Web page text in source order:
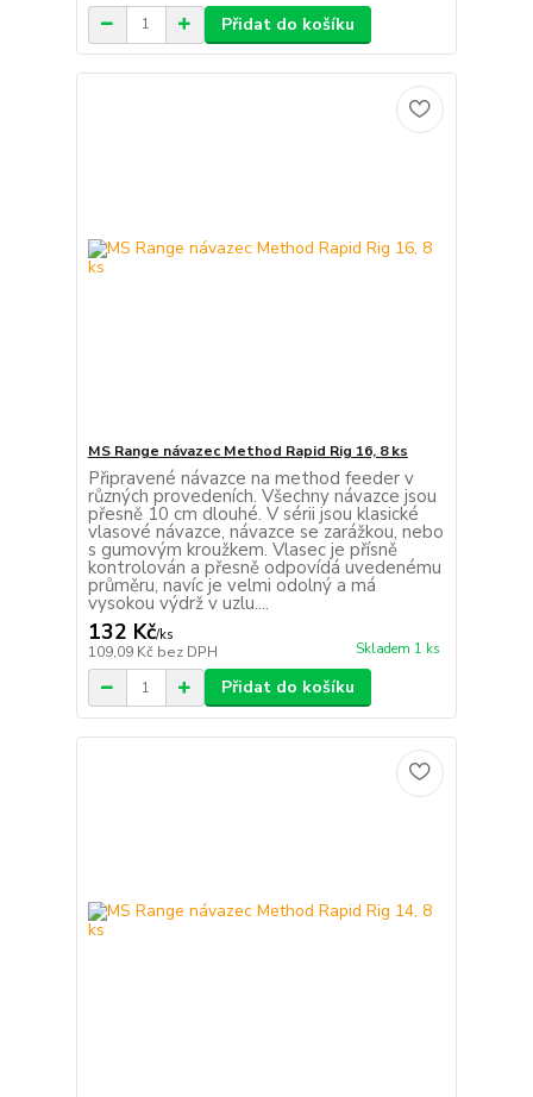
Přidat do košíku
MS Range návazec Method Rapid Rig 16, 8 ks
Připravené návazce na method feeder v
různých provedeních. Všechny návazce jsou
přesně 10 cm dlouhé. V sérii jsou klasické
vlasové návazce, návazce se zarážkou, nebo
s gumovým kroužkem. Vlasec je přísně
kontrolován a přesně odpovídá uvedenému
průměru, navíc je velmi odolný a má
vysokou výdrž v uzlu....
132 Kč/ks
109,09 Kč bez DPH Skladem 1 ks
Přidat do košíku